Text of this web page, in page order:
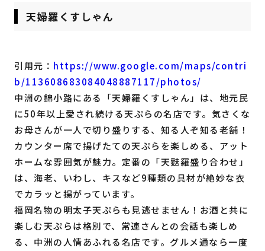
天婦羅くすしゃん
引用元： https://www.google.com/maps/contri
b/113608683084048887117/photos/
中洲の錦小路にある「天婦羅くすしゃん」は、地元民
に50年以上愛され続ける天ぷらの名店です。気さくな
お母さんが一人で切り盛りする、知る人ぞ知る老舗！
カウンター席で揚げたての天ぷらを楽しめる、アット
ホームな雰囲気が魅力。定番の「天麩羅盛り合わせ」
は、海老、いわし、キスなど9種類の具材が絶妙な衣
でカラッと揚がっています。
福岡名物の明太子天ぷらも見逃せません！お酒と共に
楽しむ天ぷらは格別で、常連さんとの会話も楽しめ
る、中洲の人情あふれる名店です。グルメ通なら一度